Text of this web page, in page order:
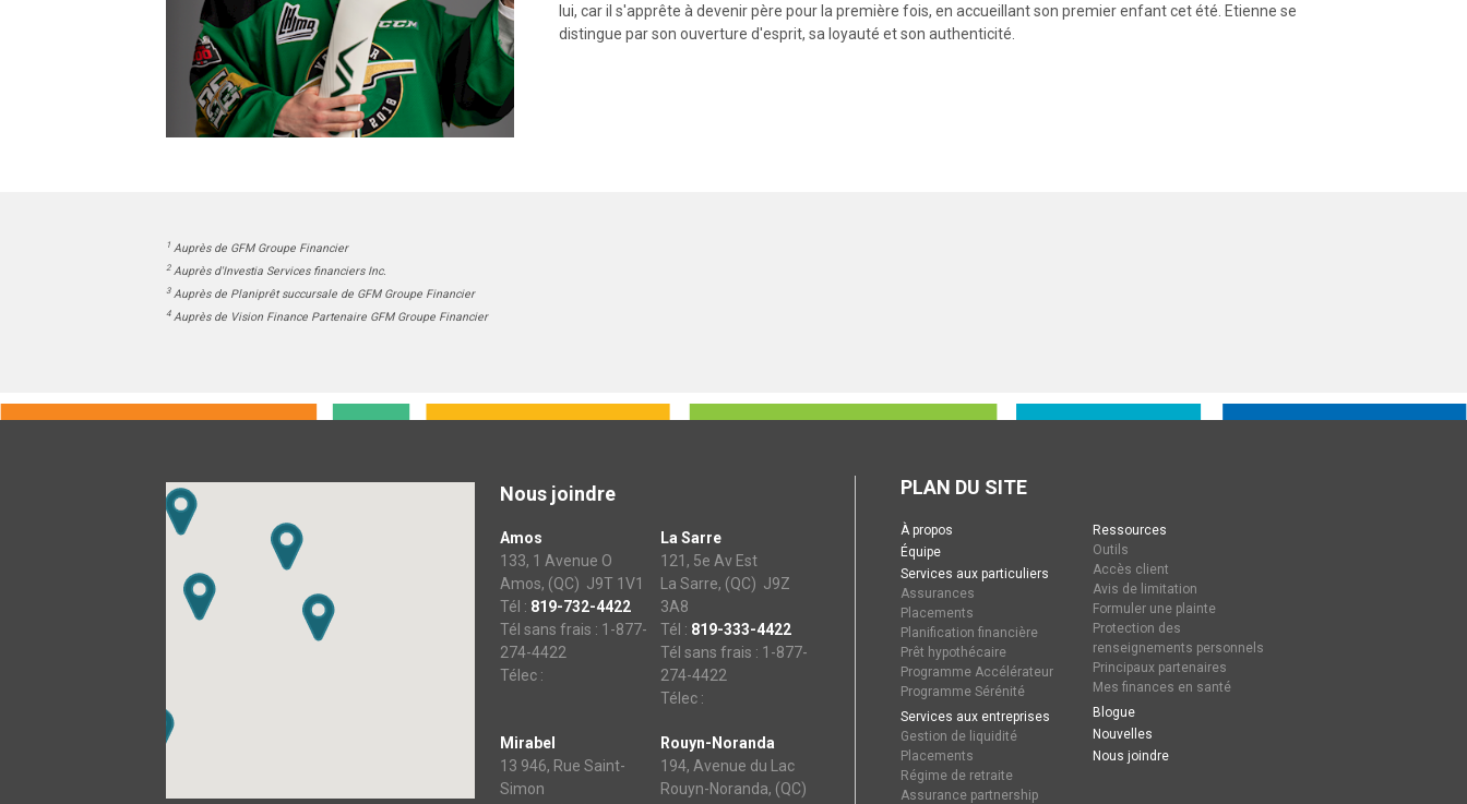
lui, car il s'apprête à devenir père pour la première fois, en accueillant son premier enfant cet été. Etienne se
distingue par son ouverture d'esprit, sa loyauté et son authenticité.
1 Auprès de GFM Groupe Financier
2Auprès d'Investia Services financiers Inc.
3Auprès de Planiprêt succursale de GFM Groupe Financier
4Auprès de Vision Finance Partenaire GFM Groupe Financier
Nous joindre
Amos
133, 1 Avenue O
Amos, (QC) J9T 1V1
Tél : 819-732-4422
Tél sans frais : 1-877-
274-4422
Télec :
La Sarre
121, 5e Av Est
La Sarre, (QC) J9Z
3A8
Tél : 819-333-4422
Tél sans frais : 1-877-
274-4422
Télec :
Mirabel
13 946, Rue Saint-
Simon
Rouyn-Noranda
194, Avenue du Lac
Rouyn-Noranda, (QC)
PLAN DU SITE
À propos
Équipe
Services aux particuliers
Assurances
Placements
Planification financière
Prêt hypothécaire
Programme Accélérateur
Programme Sérénité
Services aux entreprises
Gestion de liquidité
Placements
Régime de retraite
Assurance partnership
Ressources
Outils
Accès client
Avis de limitation
Formuler une plainte
Protection des
renseignements personnels
Principaux partenaires
Mes finances en santé
Blogue
Nouvelles
Nous joindre